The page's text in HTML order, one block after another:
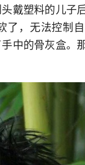
戴塑料的儿子
了，无法控制
中的骨灰盒。